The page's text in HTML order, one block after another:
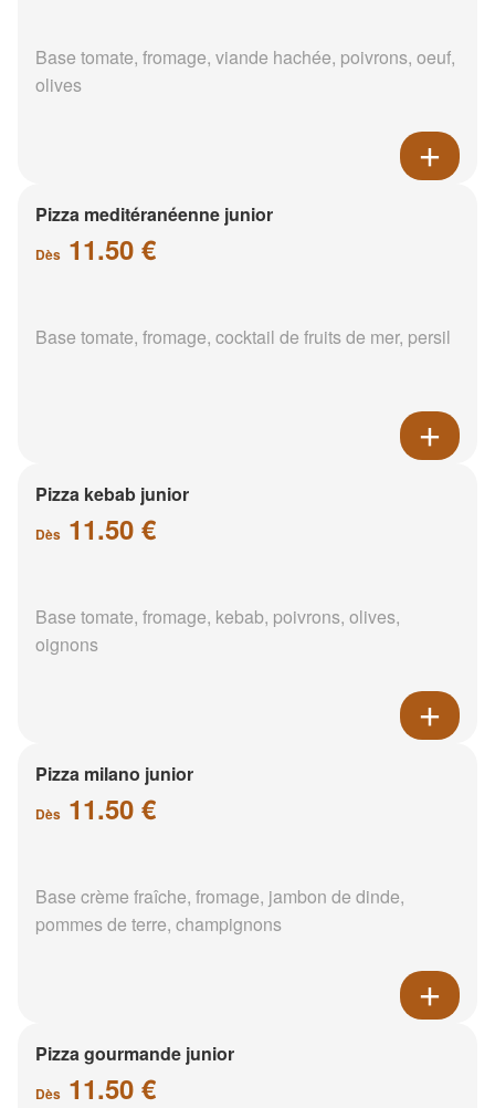
Base tomate, fromage, viande hachée, poivrons, oeuf,
olives
Pizza meditéranéenne junior
Dès 11.50 €
Base tomate, fromage, cocktail de fruits de mer, persil
Pizza kebab junior
Dès 11.50 €
Base tomate, fromage, kebab, poivrons, olives,
oignons
Pizza milano junior
Dès 11.50 €
Base crème fraîche, fromage, jambon de dinde,
pommes de terre, champignons
Pizza gourmande junior
Dès 11.50 €